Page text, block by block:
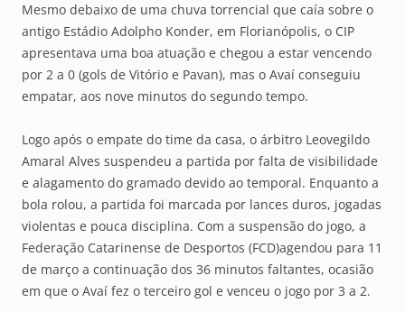
Mesmo debaixo de uma chuva torrencial que caía sobre o
antigo Estádio Adolpho Konder, em Florianópolis, o CIP
apresentava uma boa atuação e chegou a estar vencendo
por 2 a 0 (gols de Vitório e Pavan), mas o Avaí conseguiu
empatar, aos nove minutos do segundo tempo.
Logo após o empate do time da casa, o árbitro Leovegildo
Amaral Alves suspendeu a partida por falta de visibilidade
e alagamento do gramado devido ao temporal. Enquanto a
bola rolou, a partida foi marcada por lances duros, jogadas
violentas e pouca disciplina. Com a suspensão do jogo, a
Federação Catarinense de Desportos (FCD)agendou para 11
de março a continuação dos 36 minutos faltantes, ocasião
em que o Avaí fez o terceiro gol e venceu o jogo por 3 a 2.